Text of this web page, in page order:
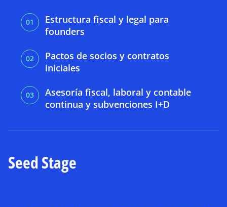
Estructura fiscal y legal para
founders
Pactos de socios y contratos
iniciales
Asesoría fiscal, laboral y contable
continua y subvenciones I+D
Seed Stage